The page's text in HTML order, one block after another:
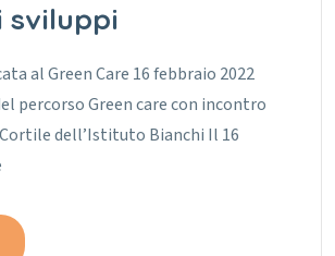
sviluppi
al Green Care 16 febbraio 2022
percorso Green care con incontro
dell’Istituto Bianchi Il 16